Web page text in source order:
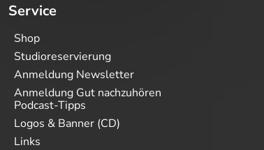
Service
Shop
Studioreservierung
Anmeldung Newsletter
Anmeldung Gut nachzuhören
Podcast-Tipps
Logos & Banner (CD)
Links